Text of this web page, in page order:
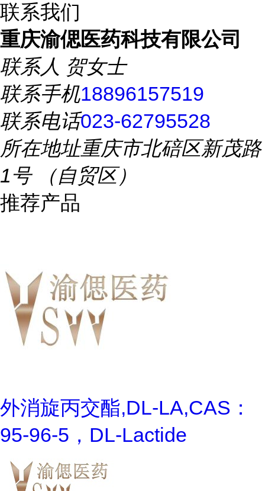
联系我们
重庆渝偲医药科技有限公司
联系人 贺女士
联系手机18896157519
联系电话023-62795528
所在地址重庆市北碚区新茂路
1号 （自贸区）
推荐产品
外消旋丙交酯,DL-LA,CAS：
95-96-5，DL-Lactide